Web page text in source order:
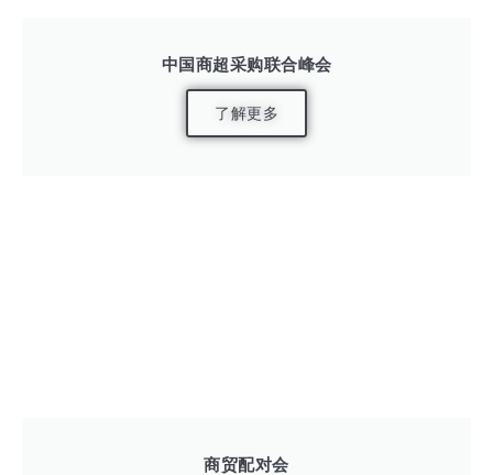
中国商超采购联合峰会
了解更多
商贸配对会